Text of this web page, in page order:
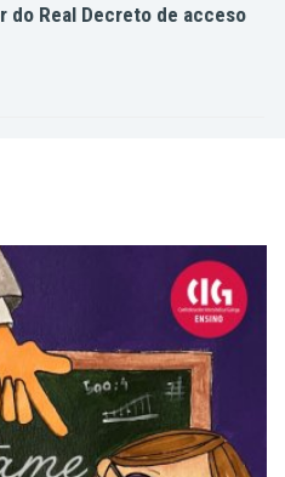
do Real Decreto de acceso